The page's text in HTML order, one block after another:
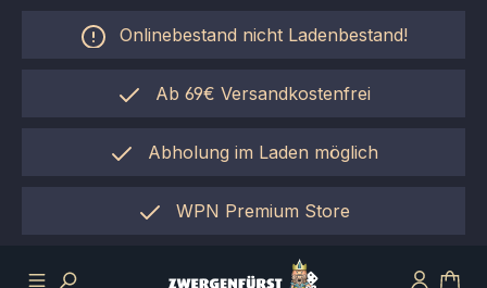
Zum Hauptinhalt springen
Onlinebestand nicht Ladenbestand!
Ab 69€ Versandkostenfrei
Abholung im Laden möglich
einfach per "Click&Collect"
WPN Premium Store